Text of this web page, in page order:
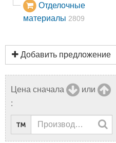
Отделочные
материалы 2809
Добавить предложение
Цена сначала
или
: